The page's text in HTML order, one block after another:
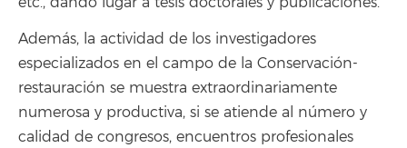
Además, la actividad de los investigadores
especializados en el campo de la Conservación-
restauración se muestra extraordinariamente
numerosa y productiva, si se atiende al número y
calidad de congresos, encuentros profesionales